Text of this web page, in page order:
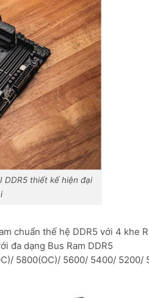
DDR5 thiết kế hiện đại
chuẩn thế hệ DDR5 với 4 khe
đa dạng Bus Ram DDR5
5800(OC)/ 5600/ 5400/ 5200/